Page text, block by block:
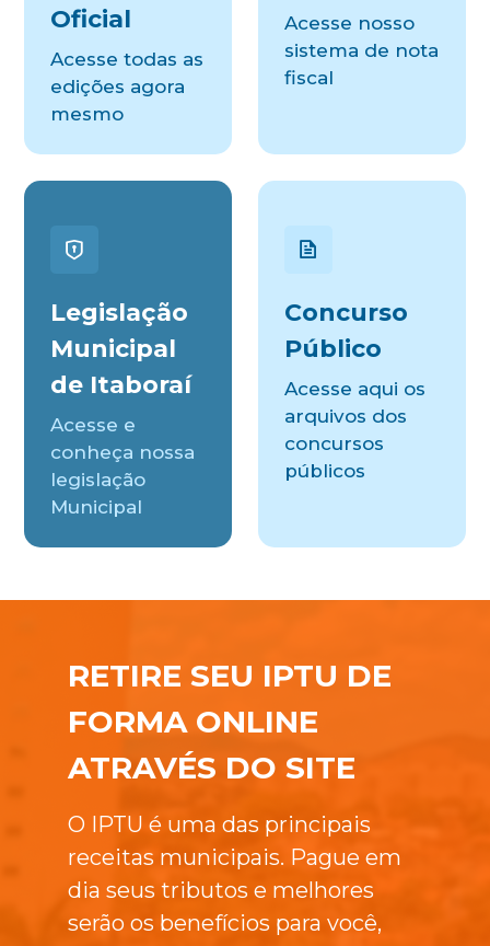
Oficial
Acesse todas as
edições agora
mesmo
Acesse nosso
sistema de nota
fiscal
Legislação
Municipal
de Itaboraí
Acesse e
conheça nossa
legislação
Municipal
Concurso
Público
Acesse aqui os
arquivos dos
concursos
públicos
RETIRE SEU IPTU DE
FORMA ONLINE
ATRAVÉS DO SITE
O IPTU é uma das principais
receitas municipais. Pague em
dia seus tributos e melhores
serão os benefícios para você,